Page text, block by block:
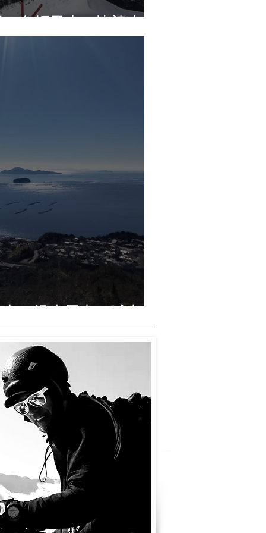
烏帽子山・比婆山
＠経小屋山・城山